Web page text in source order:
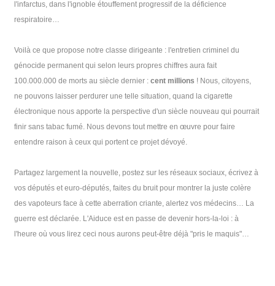
l'infarctus, dans l'ignoble étouffement progressif de la déficience
respiratoire…
Voilà ce que propose notre classe dirigeante : l'entretien criminel du
génocide permanent qui selon leurs propres chiffres aura fait
100.000.000 de morts au siècle dernier :cent millions ! Nous, citoyens,
ne pouvons laisser perdurer une telle situation, quand la cigarette
électronique nous apporte la perspective d'un siècle nouveau qui pourrait
finir sans tabac fumé. Nous devons tout mettre en œuvre pour faire
entendre raison à ceux qui portent ce projet dévoyé.
Partagez largement la nouvelle, postez sur les réseaux sociaux, écrivez à
vos députés et euro-députés, faites du bruit pour montrer la juste colère
des vapoteurs face à cette aberration criante, alertez vos médecins… La
guerre est déclarée. L'Aiduce est en passe de devenir hors-la-loi : à
l'heure où vous lirez ceci nous aurons peut-être déjà "pris le maquis"…